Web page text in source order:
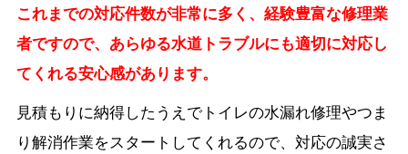
これまでの対応件数が非常に多く、経験豊富な修理業
者ですので、あらゆる水道トラブルにも適切に対応し
てくれる安心感があります。
見積もりに納得したうえでトイレの水漏れ修理やつま
り解消作業をスタートしてくれるので、対応の誠実さ